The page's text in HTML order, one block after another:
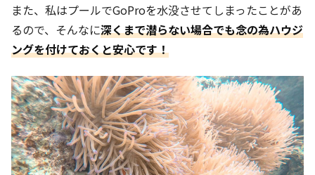
また、私はプールでGoProを水没させてしまったことがあ
るので、そんなに深くまで潜らない場合でも念の為ハウジ
ングを付けておくと安心です！